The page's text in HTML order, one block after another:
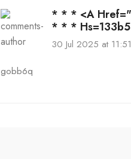
* * * <a
* * *
30 Jul 2025 at
gobb6q